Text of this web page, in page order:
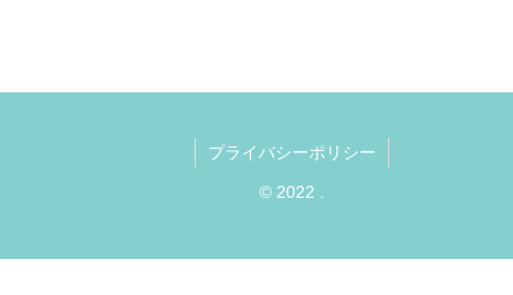
プライバシーポリシー
© 2022 .